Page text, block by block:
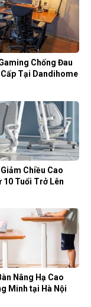
Chống Đau
Tại Dandihome
Chiều Cao
10 Tuổi Trở Lên
Nâng Hạ Cao
Minh tại Hà Nội